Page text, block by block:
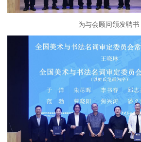
为与会顾问颁发聘书